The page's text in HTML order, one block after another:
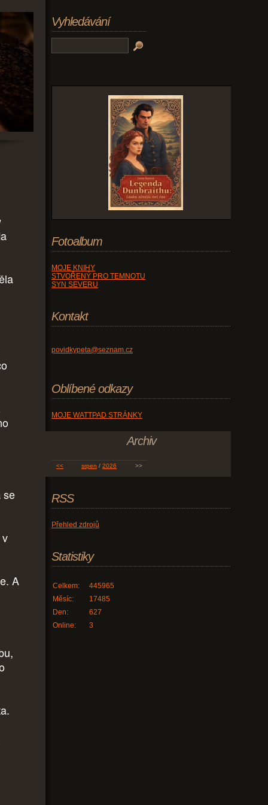
se
A
Vyhledávání
Fotoalbum
MOJE KNIHY
STVOŘENÝ PRO TEMNOTU
SYN SEVERU
Kontakt
povidkypeta@seznam.cz
Oblíbené odkazy
MOJE WATTPAD STRÁNKY
Archiv
<< srpen / 2026 >>
RSS
Přehled zdrojů
Statistiky
Online: 3
Celkem:
445965
Měsíc:
17485
Den:
627